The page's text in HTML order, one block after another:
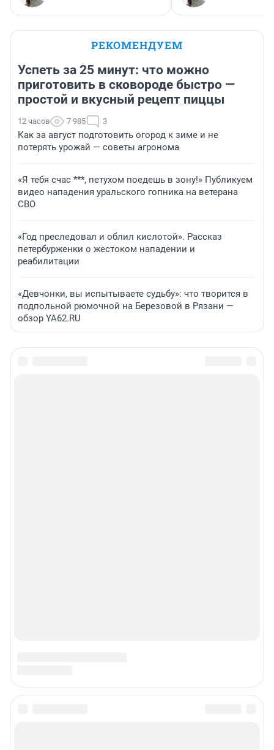
РЕКОМЕНДУЕМ
Успеть за 25 минут: что можно
приготовить в сковороде быстро —
простой и вкусный рецепт пиццы
12 часов 7 985 3
Как за август подготовить огород к зиме и не
потерять урожай — советы агронома
«Я тебя счас ***, петухом поедешь в зону!» Публикуем
видео нападения уральского гопника на ветерана
СВО
«Год преследовал и облил кислотой». Рассказ
петербурженки о жестоком нападении и
реабилитации
«Девчонки, вы испытываете судьбу»: что творится в
подпольной рюмочной на Березовой в Рязани —
обзор YA62.RU